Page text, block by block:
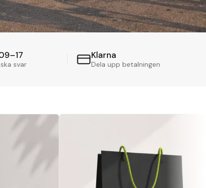
svar
Klarna
Dela upp betalningen